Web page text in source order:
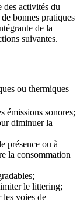
des activités du
bonnes pratiques
de la
suivantes.
ou thermiques
émissions sonores;
diminuer la
présence ou à
la consommation
le littering;
les voies de